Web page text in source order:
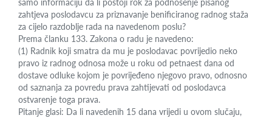
samo informaciju da li postoji rok za podnošenje pisanog
zahtjeva poslodavcu za priznavanje benificiranog radnog staža
za cijelo razdoblje rada na navedenom poslu?
Prema članku 133. Zakona o radu je navedeno:
(1) Radnik koji smatra da mu je poslodavac povrijedio neko
pravo iz radnog odnosa može u roku od petnaest dana od
dostave odluke kojom je povrijeđeno njegovo pravo, odnosno
od saznanja za povredu prava zahtijevati od poslodavca
ostvarenje toga prava.
Pitanje glasi: Da li navedenih 15 dana vrijedi u ovom slučaju,